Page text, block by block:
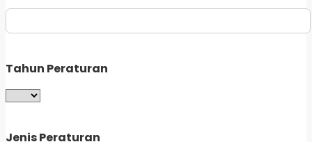
Tahun Peraturan
Jenis Peraturan